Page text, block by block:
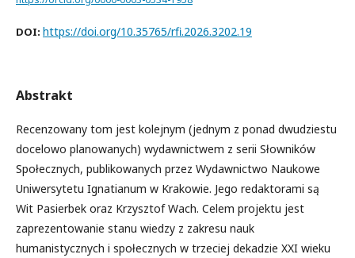
DOI: https://doi.org/10.35765/rfi.2026.3202.19
Abstrakt
Recenzowany tom jest kolejnym (jednym z ponad dwudziestu
docelowo planowanych) wydawnictwem z serii Słowników
Społecznych, publikowanych przez Wydawnictwo Naukowe
Uniwersytetu Ignatianum w Krakowie. Jego redaktorami są
Wit Pasierbek oraz Krzysztof Wach. Celem projektu jest
zaprezentowanie stanu wiedzy z zakresu nauk
humanistycznych i społecznych w trzeciej dekadzie XXI wieku